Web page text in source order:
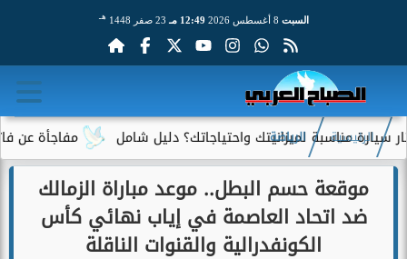
السبت 12:49 مـ 23 صفر 1448 هـ
مفاجأة عن فاتورة لميزانيتك واحتياجاتك؟ دليل شامل
الرئيسية الرياضة
موقعة حسم البطل.. موعد مباراة الزمالك
ضد اتحاد العاصمة في إياب نهائي كأس
الكونفدرالية والقنوات الناقلة